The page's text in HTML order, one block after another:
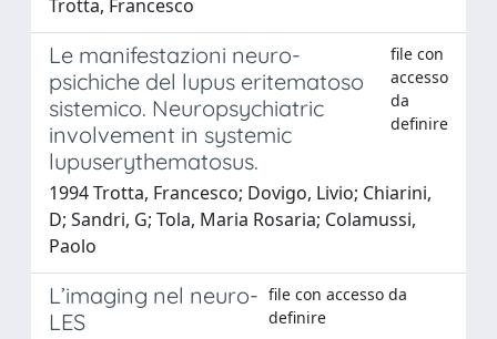
Trotta, Francesco
Le manifestazioni neuro-
psichiche del lupus eritematoso
sistemico. Neuropsychiatric
involvement in systemic
lupuserythematosus.
file con
accesso
da
definire
1994 Trotta, Francesco; Dovigo, Livio; Chiarini,
D; Sandri, G; Tola, Maria Rosaria; Colamussi,
Paolo
L’imaging nel neuro-
LES
file con accesso da
definire